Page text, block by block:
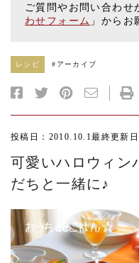
ご質問やお問い合わせ
わせフォーム 」からお
レシピ # アーカイブ
投稿日：2010.10.1最終更新
可愛いハロウィン
だちと一緒に♪